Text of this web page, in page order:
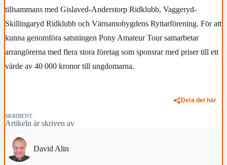
tillsammans med Gislaved-Anderstorp Ridklubb, Vaggeryd-
Skillingaryd Ridklubb och Värnamobygdens Ryttarförening. För att
kunna genomföra satsningen Pony Amateur Tour samarbetar
arrangörerna med flera stora företag som sponsrar med priser till ett
värde av 40 000 kronor till ungdomarna.
Dela det här
SKRIBENT
Artikeln är skriven av
David Alin